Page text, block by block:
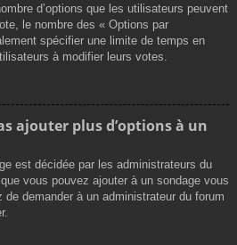
d’options que les utilisateurs peuvent
le nombre des « Options par
spécifier une limite de temps en
à modifier leurs votes.
ajouter plus d’options à un
est décidée par les administrateurs du
vous pouvez ajouter à un sondage vous
demander à un administrateur du forum